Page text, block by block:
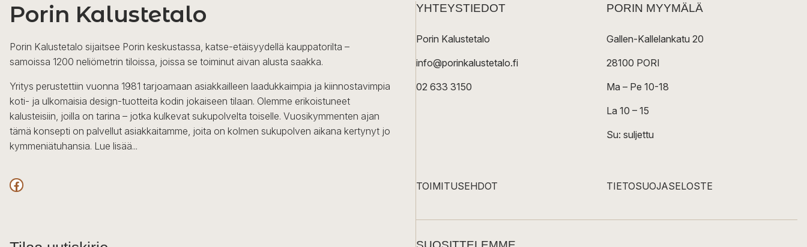
Porin Kalustetalo
Porin Kalustetalo sijaitsee Porin keskustassa, katse-etäisyydellä kauppatorilta –
samoissa 1200 neliömetrin tiloissa, joissa se toiminut aivan alusta saakka.
Yritys perustettiin vuonna 1981 tarjoamaan asiakkailleen laadukkaimpia ja kiinnostavimpia
koti- ja ulkomaisia design-tuotteita kodin jokaiseen tilaan. Olemme erikoistuneet
kalusteisiin, joilla on tarina – jotka kulkevat sukupolvelta toiselle. Vuosikymmenten ajan
tämä konsepti on palvellut asiakkaitamme, joita on kolmen sukupolven aikana kertynyt jo
kymmeniätuhansia. Lue lisää...
Facebook
YHTEYSTIEDOT
Porin Kalustetalo
info@porinkalustetalo.fi
02 633 3150
PORIN MYYMÄLÄ
Gallen-Kallelankatu 20
28100 PORI
Ma – Pe 10-18
La 10 – 15
Su: suljettu
TOIMITUSEHDOT TIETOSUOJASELOSTE